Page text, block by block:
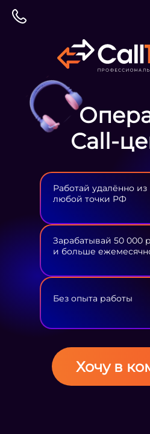
Сall-
Работай удалённо из
любой точки РФ
Зарабатывай 50 000
и больше
Без опыта работы
Хочу в